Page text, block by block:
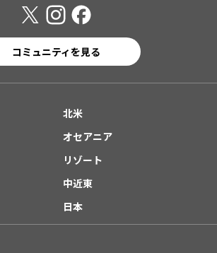
コミュニティを見る
北米
オセアニア
リゾート
中近東
日本